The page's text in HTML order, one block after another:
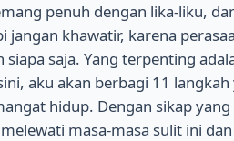
penuh dengan lika-liku,
jangan khawatir, karena
siapa saja. Yang terpenting
aku akan berbagi 11
hidup. Dengan sikap
masa-masa sulit ini